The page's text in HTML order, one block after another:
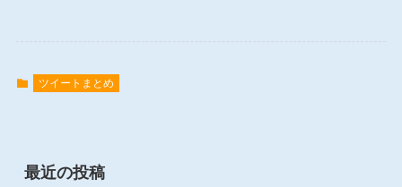
ツイートまとめ
最近の投稿